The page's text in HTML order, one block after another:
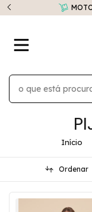
Peças
Início
Ordenar